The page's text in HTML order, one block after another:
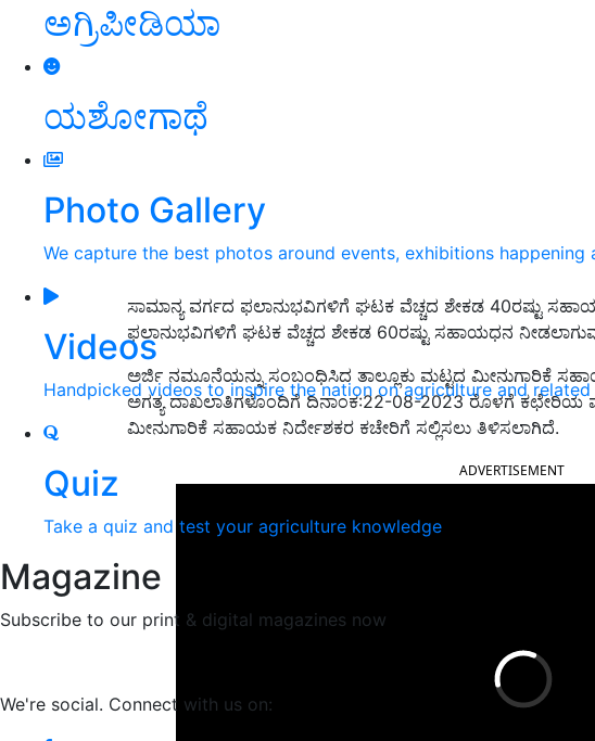
ಅಗ್ರಿಪೀಡಿಯಾ
ಯಶೋಗಾಥೆ
Photo Gallery
We capture the best photos around events, exhibitions happening
Videos
Handpicked videos to inspire the nation on agriculture and
Quiz
Take a quiz and test your agriculture knowledge
Magazine
Subscribe to our print & digital magazines now
We're social. Connect with us on:
ಸಾಮಾನ್ಯ ವರ್ಗದ ಫಲಾನುಭವಿಗಳಿಗೆ ಘಟಕ ವೆಚ್ಚದ ಶೇಕಡ 40ರಷ್ಟು
ಫಲಾನುಭವಿಗಳಿಗೆ ಘಟಕ ವೆಚ್ಚದ ಶೇಕಡ 60ರಷ್ಟು ಸಹಾಯಧನ
ಅರ್ಜಿ ನಮೂನೆಯನ್ನು ಸಂಬಂಧಿಸಿದ ತಾಲ್ಲೂಕು ಮಟ್ಟದ ಮೀನುಗಾರಿಕೆ
ಅಗತ್ಯ ದಾಖಲಾತಿಗಳೊಂದಿಗೆ ದಿನಾಂಕ:22-08-2023 ರೊಳಗೆ ಕಛೇರಿಯ
ಮೀನುಗಾರಿಕೆ ಸಹಾಯಕ ನಿರ್ದೇಶಕರ ಕಚೇರಿಗೆ ಸಲ್ಲಿಸಲು ತಿಳಿಸಲಾಗಿದೆ.
ADVERTISEMENT